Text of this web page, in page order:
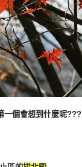
一個會想到什麼呢???